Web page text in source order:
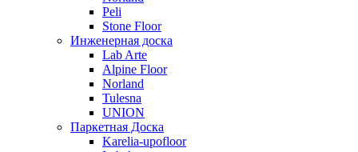
Peli
Stone Floor
Инженерная доска
Lab Arte
Alpine Floor
Norland
Tulesna
UNION
Паркетная Доска
Karelia-upofloor